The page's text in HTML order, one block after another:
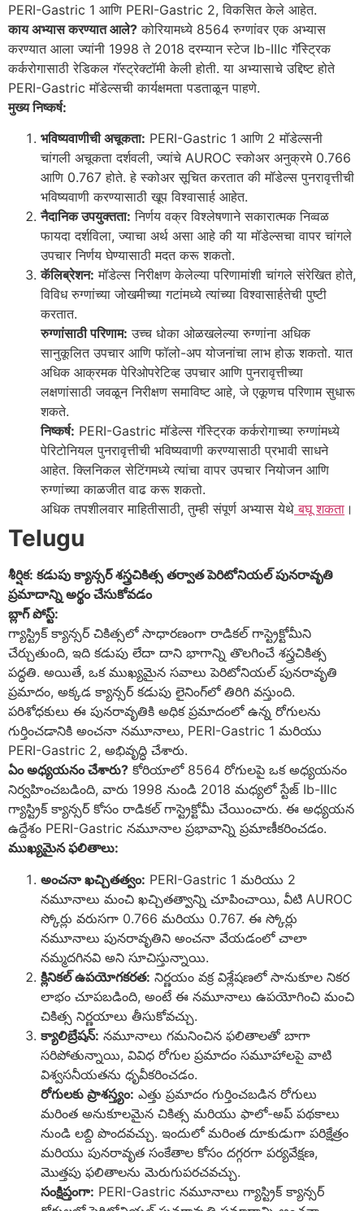
PERI-Gastric 1 आणि PERI-Gastric 2, विकसित केले आहेत.
काय अभ्यास करण्यात आले? कोरियामध्ये 8564 रुग्णांवर एक अभ्यास
करण्यात आला ज्यांनी 1998 ते 2018 दरम्यान स्टेज Ib-IIIc गॅस्ट्रिक
कर्करोगासाठी रेडिकल गॅस्ट्रेक्टॉमी केली होती. या अभ्यासाचे उद्दिष्ट होते
PERI-Gastric मॉडेल्सची कार्यक्षमता पडताळून पाहणे.
मुख्य निष्कर्ष:
भविष्यवाणीची अचूकता: PERI-Gastric 1 आणि 2 मॉडेल्सनी
चांगली अचूकता दर्शवली, ज्यांचे AUROC स्कोअर अनुक्रमे 0.766
आणि 0.767 होते. हे स्कोअर सूचित करतात की मॉडेल्स पुनरावृत्तीची
भविष्यवाणी करण्यासाठी खूप विश्वासार्ह आहेत.
नैदानिक उपयुक्तता: निर्णय वक्र विश्लेषणाने सकारात्मक निव्वळ
फायदा दर्शविला, ज्याचा अर्थ असा आहे की या मॉडेल्सचा वापर चांगले
उपचार निर्णय घेण्यासाठी मदत करू शकतो.
कॅलिब्रेशन: मॉडेल्स निरीक्षण केलेल्या परिणामांशी चांगले संरेखित होते,
विविध रुग्णांच्या जोखमीच्या गटांमध्ये त्यांच्या विश्वासार्हतेची पुष्टी
करतात.
रुग्णांसाठी परिणाम: उच्च धोका ओळखलेल्या रुग्णांना अधिक
सानुकूलित उपचार आणि फॉलो-अप योजनांचा लाभ होऊ शकतो. यात
अधिक आक्रमक पेरिओपरेटिव्ह उपचार आणि पुनरावृत्तीच्या
लक्षणांसाठी जवळून निरीक्षण समाविष्ट आहे, जे एकूणच परिणाम सुधारू
शकते.
निष्कर्ष: PERI-Gastric मॉडेल्स गॅस्ट्रिक कर्करोगाच्या रुग्णांमध्ये
पेरिटोनियल पुनरावृत्तीची भविष्यवाणी करण्यासाठी प्रभावी साधने
आहेत. क्लिनिकल सेटिंगमध्ये त्यांचा वापर उपचार नियोजन आणि
रुग्णांच्या काळजीत वाढ करू शकतो.
अधिक तपशीलवार माहितीसाठी, तुम्ही संपूर्ण अभ्यास येथे बघू शकता ।
Telugu
శీర్షిక: కడుపు క్యాన్సర్ శస్త్రచికిత్స తర్వాత పెరిటోనియల్ పునరావృతి
ప్రమాదాన్ని అర్థం చేసుకోవడం
బ్లాగ్ పోస్ట్:
గ్యాస్ట్రిక్ క్యాన్సర్ చికిత్సలో సాధారణంగా రాడికల్ గాస్ట్రెక్టోమీని
చేర్చుతుంది, ఇది కడుపు లేదా దాని భాగాన్ని తొలగించే శస్త్రచికిత్స
పద్ధతి. అయితే, ఒక ముఖ్యమైన సవాలు పెరిటోనియల్ పునరావృతి
ప్రమాదం, అక్కడ క్యాన్సర్ కడుపు లైనింగ్‌లో తిరిగి వస్తుంది.
పరిశోధకులు ఈ పునరావృతికి అధిక ప్రమాదంలో ఉన్న రోగులను
గుర్తించడానికి అంచనా నమూనాలు, PERI-Gastric 1 మరియు
PERI-Gastric 2, అభివృద్ధి చేశారు.
ఏం అధ్యయనం చేశారు? కోరియాలో 8564 రోగులపై ఒక అధ్యయనం
నిర్వహించబడింది, వారు 1998 నుండి 2018 మధ్యలో స్టేజ్ Ib-IIIc
గ్యాస్ట్రిక్ క్యాన్సర్ కోసం రాడికల్ గాస్ట్రెక్టోమీ చేయించారు. ఈ అధ్యయన
ఉద్దేశం PERI-Gastric నమూనాల ప్రభావాన్ని ప్రమాణీకరించడం.
ముఖ్యమైన ఫలితాలు:
అంచనా ఖచ్చితత్వం: PERI-Gastric 1 మరియు 2
నమూనాలు మంచి ఖచ్చితత్వాన్ని చూపించాయి, వీటి AUROC
స్కోర్లు వరుసగా 0.766 మరియు 0.767. ఈ స్కోర్లు
నమూనాలు పునరావృతిని అంచనా వేయడంలో చాలా
నమ్మదగినవి అని సూచిస్తున్నాయి.
క్లినికల్ ఉపయోగకరత: నిర్ణయం వక్ర విశ్లేషణలో సానుకూల నికర
లాభం చూపబడింది, అంటే ఈ నమూనాలు ఉపయోగించి మంచి
చికిత్స నిర్ణయాలు తీసుకోవచ్చు.
క్యాలిబ్రేషన్: నమూనాలు గమనించిన ఫలితాలతో బాగా
సరిపోతున్నాయి, వివిధ రోగుల ప్రమాదం సమూహాలపై వాటి
విశ్వసనీయతను ధృవీకరించడం.
రోగులకు ప్రాశస్త్యం: ఎత్తు ప్రమాదం గుర్తించబడిన రోగులు
మరింత అనుకూలమైన చికిత్స మరియు ఫాలో-అప్ పథకాలు
నుండి లబ్ది పొందవచ్చు. ఇందులో మరింత దూకుడుగా పరిక్షేత్రం
మరియు పునరావృత సంకేతాల కోసం దగ్గరగా పర్యవేక్షణ,
మొత్తపు ఫలితాలను మెరుగుపరచవచ్చు.
సంక్షిప్తంగా: PERI-Gastric నమూనాలు గ్యాస్ట్రిక్ క్యాన్సర్